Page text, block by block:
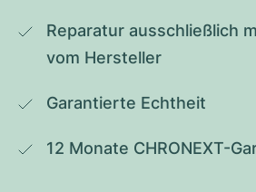
Reparatur ausschließlich
vom Hersteller
Garantierte Echtheit
12 Monate CHRONEXT-